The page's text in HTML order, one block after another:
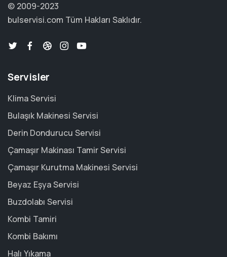
© 2009-2023
bulservisi.com Tüm Hakları Saklıdır.
Servisler
Klima Servisi
Bulaşık Makinesi Servisi
Derin Dondurucu Servisi
Çamaşır Makinası Tamir Servisi
Çamaşır Kurutma Makinesi Servisi
Beyaz Eşya Servisi
Buzdolabı Servisi
Kombi Tamiri
Kombi Bakımı
Halı Yıkama